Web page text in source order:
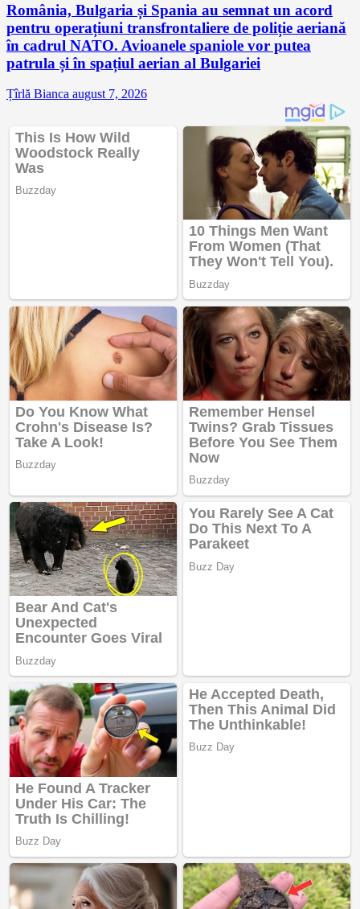
România, Bulgaria și Spania au semnat un acord
pentru operațiuni transfrontaliere de poliție aeriană
în cadrul NATO. Avioanele spaniole vor putea
patrula și în spațiul aerian al Bulgariei
Țîrlă Bianca august 7, 2026